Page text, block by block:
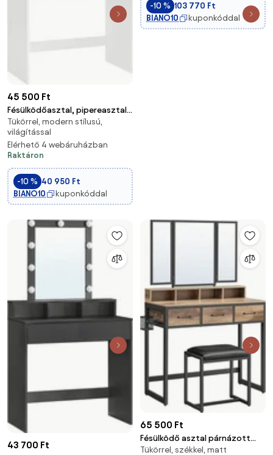
45 500 Ft
Fésülködőasztal, pipereasztal
9 LED izzóval, fehér
Tükörrel, modern stílusú,
világítással
Elérhető 4 webáruházban
Raktáron
-10 % 40 950 Ft
BIANO10
kuponkóddal
-10 % 103 770 Ft
BIANO10
kuponkóddal
43 700 Ft
65 500 Ft
Fésülködő asztal párnázott
székkel, fésülködő asztal
Tükörrel, székkel, matt